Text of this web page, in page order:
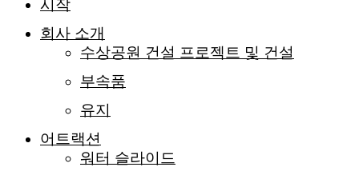
시작
회사 소개
수상공원 건설 프로젝트 및 건설
부속품
유지
어트랙션
워터 슬라이드